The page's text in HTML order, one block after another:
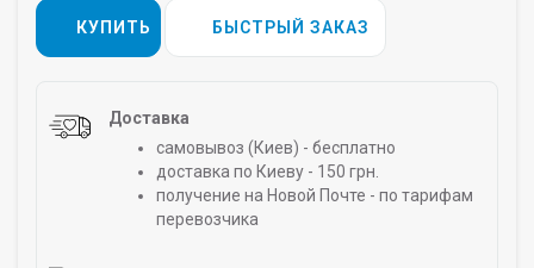
КУПИТЬ БЫСТРЫЙ ЗАКАЗ
Доставка
самовывоз (Киев) - бесплатно
доставка по Киеву - 150 грн.
получение на Новой Почте - по тарифам
перевозчика